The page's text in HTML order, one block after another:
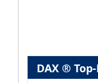
DAX ®